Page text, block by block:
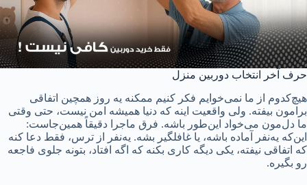
حرف آخر انتخاب دوربین منزل
هیچ‌کدوم از ما نمی‌خوایم فکر کنیم ممکنه یه روز همچین اتفاقی
برامون بیفته. ولی واقعیت اینه که دنیا همیشه امن نیست، حتی وقتی
ما دل‌مون می‌خواد این‌طور باشه. فرق ماجرا دقیقاً همین‌جاست:
این‌که یه‌نفر آماده باشه، یا غافلگیر بشه. یه‌نفر از ترس، فقط دعا کنه
که اتفاقی نیفته، یکی دیگه کاری بکنه که اگه افتاد، بتونه جلوی فاجعه
رو بگیره.